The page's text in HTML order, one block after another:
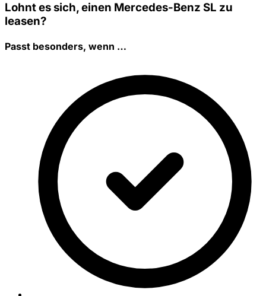
Lohnt es sich, einen Mercedes-Benz SL zu
leasen?
Passt besonders, wenn …